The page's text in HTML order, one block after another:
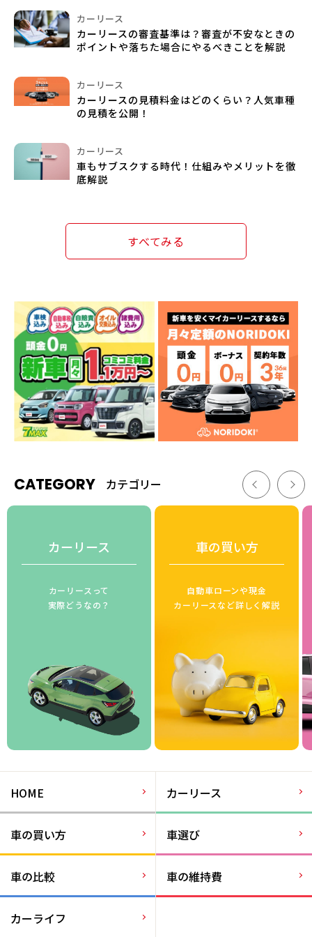
カーリース
カーリースの審査基準は？審査が不安なときの
ポイントや落ちた場合にやるべきことを解説
カーリース
カーリースの見積料金はどのくらい？人気車種
の見積を公開！
カーリース
車もサブスクする時代！仕組みやメリットを徹
底解説
すべてみる
CATEGORY カテゴリー
カーリース
カーリースって
実際どうなの？
車の買い方
自動車ローンや現金
カーリースなど詳しく解説
HOME カーリース
車の買い方 車選び
車の比較 車の維持費
カーライフ